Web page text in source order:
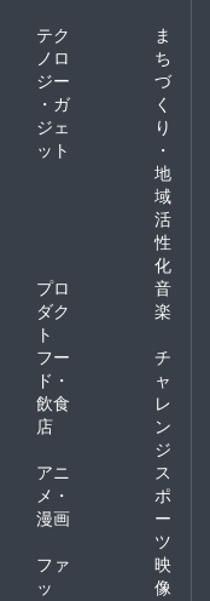
テク
ノロ
ジー
・ガ
ジェ
ット
ま
ち
づ
く
り
・
地
域
活
性
化
プロ
ダク
ト
音
楽
フー
ド・
飲食
店
チ
ャ
レ
ン
ジ
アニ
メ・
漫画
ス
ポ
ー
ツ
ファ
ッ
映
像